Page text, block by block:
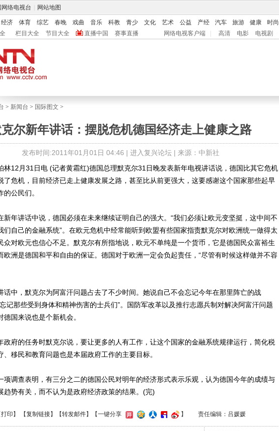
网络电视台 网站地图
经济 体育 综艺 春晚 戏曲 音乐 科教 青少 文化 艺术 公益 产经 汽车 旅游 健康 时尚
栏目大全 节目大全 直播中国 赛事直播 网络电视客户端 高清 电影 电视剧
> 新闻台 > 国际图文 >
尔新年讲话：摆脱危机德国经济走上健康之路
发布时间:2011年01月01日 04:46 | 进入复兴论坛| 来源：中新社
12月31日电 (记者黄霜红)德国总理默克尔31日晚发表新年电视讲话说，德国比其它危机
了危机，目前经济已走上健康发展之路，甚至比从前更强大，这要感谢这个国家那些起早
公民们。
讲话中说，德国必须在未来继续证明自己的强大。“我们必须让欧元变坚挺，这中间不
们自己的金融系统”。在欧元危机中经常能听到欧盟有些国家指责默克尔对欧洲统一做得太
众对欧元也信心不足。默克尔有所指地说，欧元不单纯是一个货币，它是德国民众富裕生
欧洲是德国和平和自由的保证。德国对于欧洲一定会负起责任，“尽管有时候这样做并不容
中，默克尔为阿富汗问题占去了不少时间。她说自己不会忘记今年在那里阵亡的战
记那些受到身体和精神伤害的士兵们”。国防军改革以及推行志愿兵制对解决阿富汗问题
德国来说也是个新机会。
府的任务时默克尔说，要让更多的人有工作，让这个国家的金融系统规律运行，简化税
、移民和教育问题也是本届政府工作的主要目标。
调查表明，有三分之二的德国公民对明年的经济形式表示乐观，认为德国今年的成绩与
趋势有关，而不认为是政府经济政策的结果。(完)
打印 】 【复制链接】【转发邮件】 【一键分享 】 责任编辑：吕媛媛